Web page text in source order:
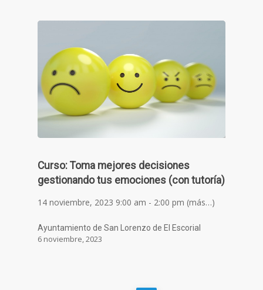
Curso: Toma mejores decisiones
gestionando tus emociones (con tutoría)
14 noviembre, 2023 9:00 am - 2:00 pm (más…)
Ayuntamiento de San Lorenzo de El Escorial
6 noviembre, 2023